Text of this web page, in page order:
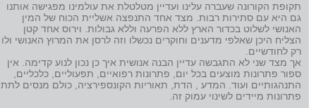
תקופת הקורונה שעברה עלינו ועדיין מטלטלת את עולמינו מפגישה אותנו
גם היא עם סתירות רבות. מצד אחד התנפצה אשליית הכוח של המין
האנושי לשלוט בכדור הארץ ללא הפרעה וללא גבולות. וירוס אחד קטן
הצליח היכן שאלפי מדענים וחוקרים נכשלו וזה לרסן את המרוץ האנושי ולו
רק לחודשיים.
אך מצד שני לא התגבשה עדיין הבנה אנושית איך כן נכון לנוע קדימה. אין
ספור פתרונות מוצעים בכל יום, פתרונות רפואיים, תפעוליים, כלכליים,
התנהגותיים ועוד. המדע , הדת, תאוריות הקונספירציה, כולם מנסים לתת
פתרונות מיידים לשינוי עמוק זה.